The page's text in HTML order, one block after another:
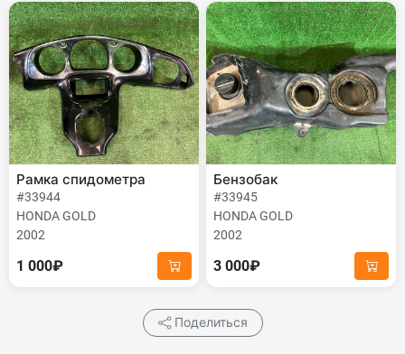
Рамка спидометра
#33944
HONDA GOLD
2002
1 000₽
Бензобак
#33945
HONDA GOLD
2002
3 000₽
Поделиться